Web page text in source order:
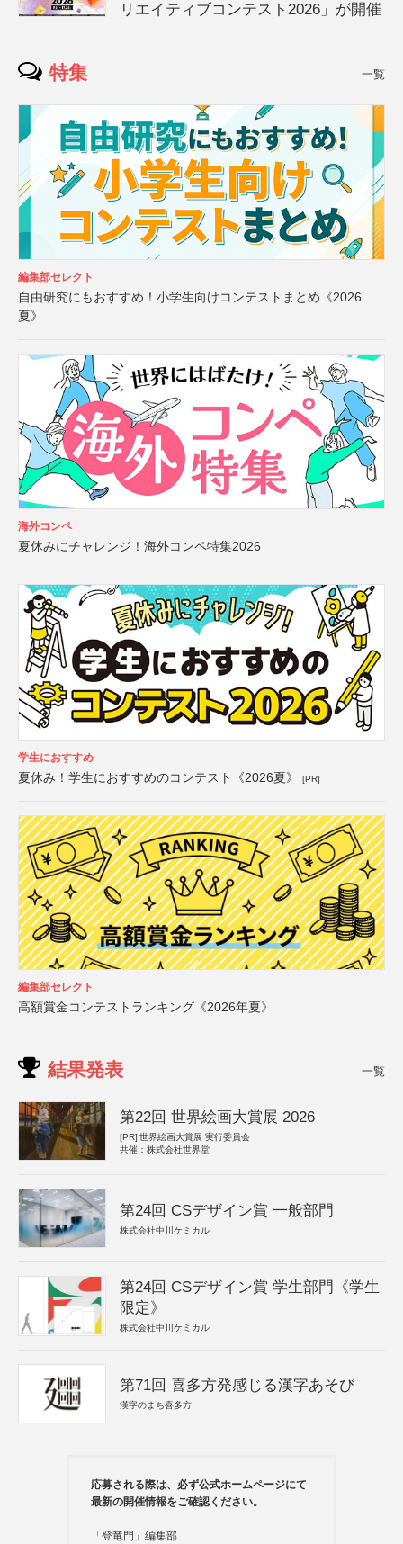
リエイティブコンテスト2026」が開催
特集 一覧
編集部セレクト
自由研究にもおすすめ！小学生向けコンテストまとめ《2026
夏》
海外コンペ
夏休みにチャレンジ！海外コンペ特集2026
学生におすすめ
夏休み！学生におすすめのコンテスト《2026夏》 [PR]
編集部セレクト
高額賞金コンテストランキング《2026年夏》
結果発表 一覧
第22回 世界絵画大賞展 2026
[PR] 世界絵画大賞展 実行委員会
共催：株式会社世界堂
第24回 CSデザイン賞 一般部門
株式会社中川ケミカル
第24回 CSデザイン賞 学生部門《学生
限定》
株式会社中川ケミカル
第71回 喜多方発感じる漢字あそび
漢字のまち喜多方
応募される際は、必ず公式ホームページにて
最新の開催情報をご確認ください。
「登竜門」編集部